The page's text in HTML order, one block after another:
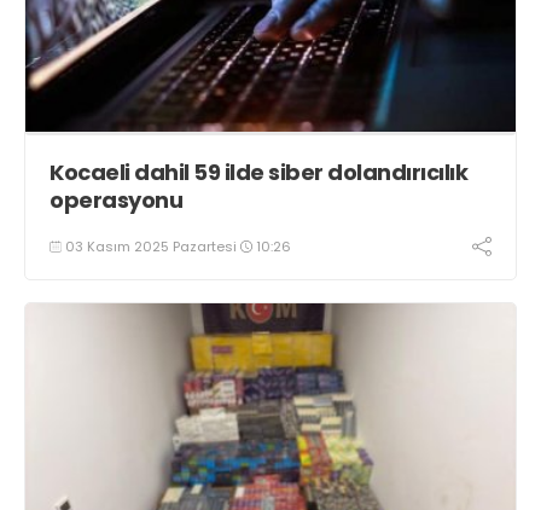
Kocaeli dahil 59 ilde siber dolandırıcılık
operasyonu
03 Kasım 2025 Pazartesi 10:26